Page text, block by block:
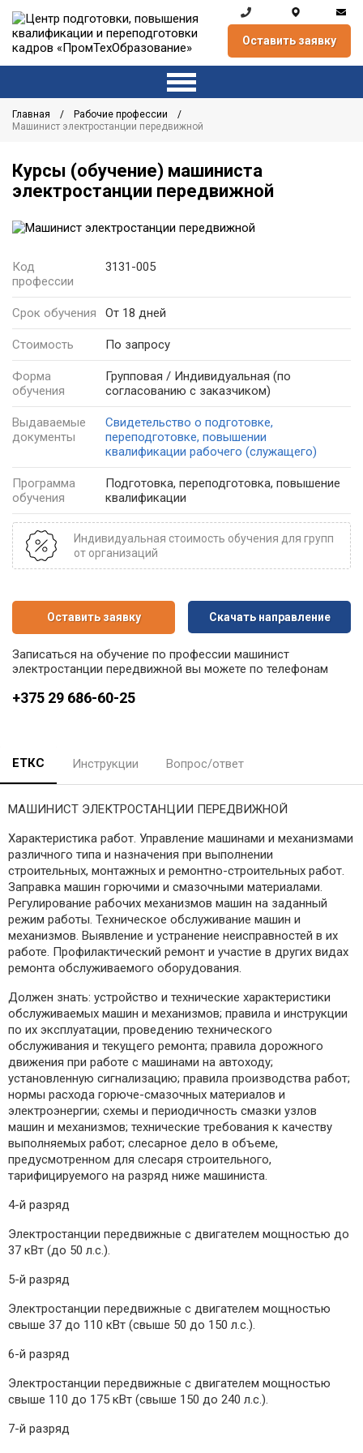
Оставить заявку
Главная
Рабочие профессии
Машинист электростанции передвижной
Курсы (обучение) машиниста
электростанции передвижной
Код
профессии
3131-005
Срок обучения От 18 дней
Стоимость По запросу
Форма
обучения
Групповая / Индивидуальная (по
согласованию с заказчиком)
Выдаваемые
документы
Свидетельство о подготовке,
переподготовке, повышении
квалификации рабочего (служащего)
Программа
обучения
Подготовка, переподготовка, повышение
квалификации
Индивидуальная стоимость обучения для групп
от организаций
Оставить заявку Скачать направление
Записаться на обучение по профессии машинист
электростанции передвижной вы можете по телефонам
+375 29 686-60-25
ЕТКС Инструкции Вопрос/ответ
МАШИНИСТ ЭЛЕКТРОСТАНЦИИ ПЕРЕДВИЖНОЙ
Характеристика работ. Управление машинами и механизмами
различного типа и назначения при выполнении
строительных, монтажных и ремонтно-строительных работ.
Заправка машин горючими и смазочными материалами.
Регулирование рабочих механизмов машин на заданный
режим работы. Техническое обслуживание машин и
механизмов. Выявление и устранение неисправностей в их
работе. Профилактический ремонт и участие в других видах
ремонта обслуживаемого оборудования.
Должен знать: устройство и технические характеристики
обслуживаемых машин и механизмов; правила и инструкции
по их эксплуатации, проведению технического
обслуживания и текущего ремонта; правила дорожного
движения при работе с машинами на автоходу;
установленную сигнализацию; правила производства работ;
нормы расхода горюче-смазочных материалов и
электроэнергии; схемы и периодичность смазки узлов
машин и механизмов; технические требования к качеству
выполняемых работ; слесарное дело в объеме,
предусмотренном для слесаря строительного,
тарифицируемого на разряд ниже машиниста.
4-й разряд
Электростанции передвижные с двигателем мощностью до
37 кВт (до 50 л.с.).
5-й разряд
Электростанции передвижные с двигателем мощностью
свыше 37 до 110 кВт (свыше 50 до 150 л.с.).
6-й разряд
Электростанции передвижные с двигателем мощностью
свыше 110 до 175 кВт (свыше 150 до 240 л.с.).
7-й разряд